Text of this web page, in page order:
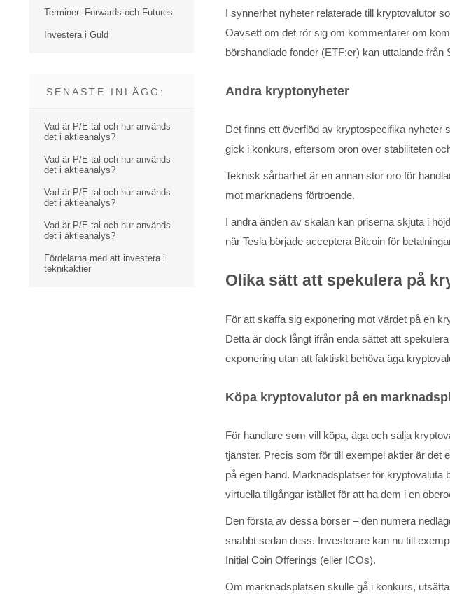
I synnerhet nyheter relaterade till kryptovalutor
Oavsett om det rör sig om kommentarer om
börshandlade fonder (ETF:er) kan uttalande
Andra kryptonyheter
Det finns ett överflöd av kryptospecifika nyheter
gick i konkurs, eftersom oron över stabiliteten
Teknisk sårbarhet är en annan stor oro för
mot marknadens förtroende.
I andra änden av skalan kan priserna skjuta i
när Tesla började acceptera Bitcoin för
Olika sätt att spekulera på
För att skaffa sig exponering mot värdet på en
Detta är dock långt ifrån enda sättet att
exponering utan att faktiskt behöva äga
Köpa kryptovalutor på en
För handlare som vill köpa, äga och sälja
tjänster. Precis som för till exempel aktier är det
på egen hand. Marknadsplatser för kryptovaluta
virtuella tillgångar istället för att ha dem i en
Den första av dessa börser – den numera
snabbt sedan dess. Investerare kan nu till
Initial Coin Offerings (eller ICOs).
Om marknadsplatsen skulle gå i konkurs,
Terminer: Forwards och Futures
Investera i Guld
SENASTE INLÄGG:
Vad är P/E-tal och hur används
det i aktieanalys?
Vad är P/E-tal och hur används
det i aktieanalys?
Vad är P/E-tal och hur används
det i aktieanalys?
Vad är P/E-tal och hur används
det i aktieanalys?
Fördelarna med att investera i
teknikaktier